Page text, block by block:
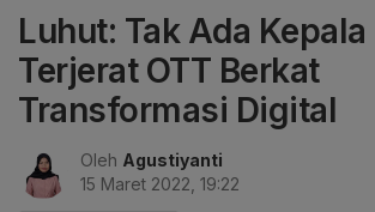
Luhut: Tak Ada Kepala
Terjerat OTT Berkat
Transformasi Digital
Oleh Agustiyanti
15 Maret 2022, 19:22